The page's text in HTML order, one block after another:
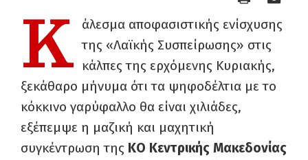
Κ
άλεσμα αποφασιστικής ενίσχυσης
της «Λαϊκής Συσπείρωσης» στις
κάλπες της ερχόμενης Κυριακής,
ξεκάθαρο μήνυμα ότι τα ψηφοδέλτια με το
κόκκινο γαρύφαλλο θα είναι χιλιάδες,
εξέπεμψε η μαζική και μαχητική
συγκέντρωση της ΚΟ Κεντρικής Μακεδονίας